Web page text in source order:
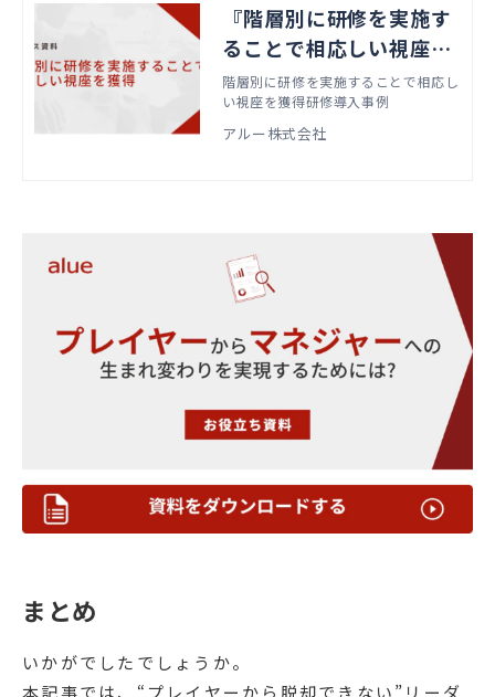
『階層別に研修を実施す
ることで相応しい視座を
獲得研修導入事例』資料
ダウンロード
階層別に研修を実施することで相応し
い視座を獲得研修導入事例
アルー株式会社
まとめ
いかがでしたでしょうか。
本記事では、“プレイヤーから脱却できない”リーダ